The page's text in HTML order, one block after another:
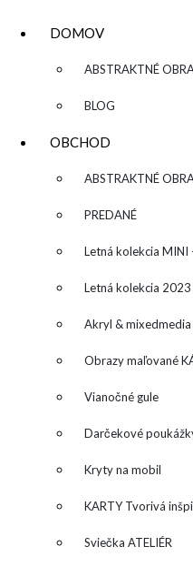
DOMOV
▼ ABSTRAKTNÉ
BLOG
OBCHOD
▼ ABSTRAKTNÉ
PREDANÉ
Letná kolekcia MINI
fľaši
Letná kolekcia 2023
SUN” – “Modré
Akryl &
Obrazy maľované
Vianočné gule
Darčekové
Kryty na mobil
KARTY Tvorivá
každý deň
Sviečka ATELIÉR
KATARÍNA
ROZLÚČKA
SLOBODOU
byadmin Leave a
Related Posts
Individuálny kurz
Plánujete svadbu?
Máte radi farby?
Pridaj komentár